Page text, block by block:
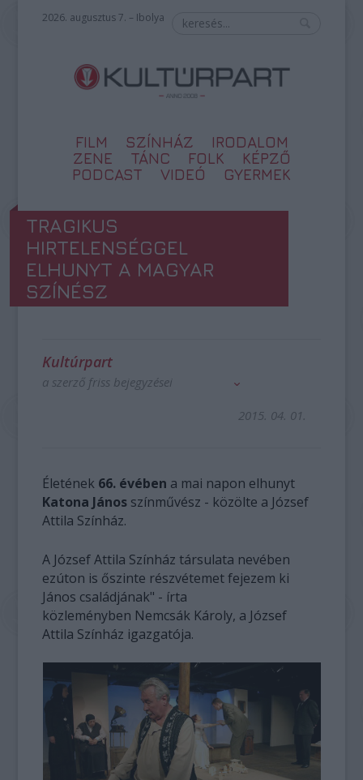
2026. augusztus 7. – Ibolya
FILM SZÍNHÁZ
IRODALOM
ZENE
TÁNC FOLK
KÉPZŐ
PODCAST
VIDEÓ GYERMEK
TRAGIKUS
HIRTELENSÉGGEL
ELHUNYT A MAGYAR
SZÍNÉSZ
Kultúrpart
a szerző friss bejegyzései
2015. 04. 01.
Életének 66. évében a mai napon elhunyt
Katona János színművész - közölte a József
Attila Színház.
A József Attila Színház társulata nevében
ezúton is őszinte részvétemet fejezem ki
János családjának" - írta
közleményben Nemcsák Károly, a József
Attila Színház igazgatója.